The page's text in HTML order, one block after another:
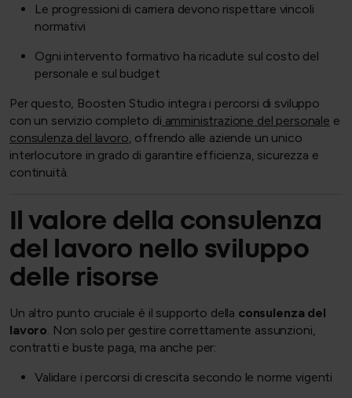
Le progressioni di carriera devono rispettare vincoli
normativi
Ogni intervento formativo ha ricadute sul costo del
personale e sul budget
Per questo, Boosten Studio integra i percorsi di sviluppo
con un servizio completo di amministrazione del personale e
consulenza del lavoro, offrendo alle aziende un unico
interlocutore in grado di garantire efficienza, sicurezza e
continuità.
Il valore della consulenza
del lavoro nello sviluppo
delle risorse
Un altro punto cruciale è il supporto della consulenza del
lavoro. Non solo per gestire correttamente assunzioni,
contratti e buste paga, ma anche per:
Validare i percorsi di crescita secondo le norme vigenti